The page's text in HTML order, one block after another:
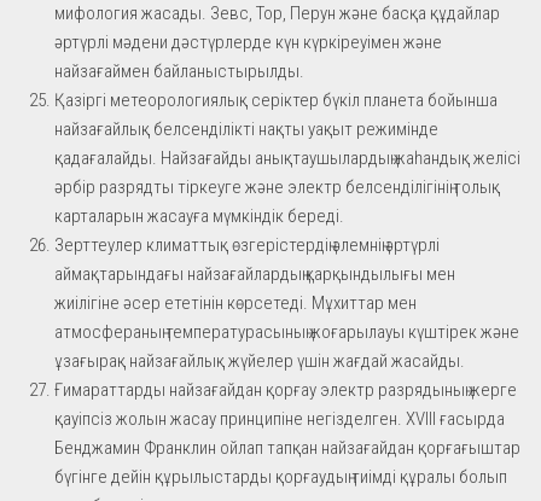
мифология жасады. Зевс, Тор, Перун және басқа құдайлар
әртүрлі мәдени дәстүрлерде күн күркіреуімен және
найзағаймен байланыстырылды.
Қазіргі метеорологиялық серіктер бүкіл планета бойынша
найзағайлық белсенділікті нақты уақыт режимінде
қадағалайды. Найзағайды анықтаушылардың жаһандық желісі
әрбір разрядты тіркеуге және электр белсенділігінің толық
карталарын жасауға мүмкіндік береді.
Зерттеулер климаттық өзгерістердің әлемнің әртүрлі
аймақтарындағы найзағайлардың қарқындылығы мен
жиілігіне әсер ететінін көрсетеді. Мұхиттар мен
атмосфераның температурасының жоғарылауы күштірек және
ұзағырақ найзағайлық жүйелер үшін жағдай жасайды.
Ғимараттарды найзағайдан қорғау электр разрядының жерге
қауіпсіз жолын жасау принципіне негізделген. XVIII ғасырда
Бенджамин Франклин ойлап тапқан найзағайдан қорғағыштар
бүгінге дейін құрылыстарды қорғаудың тиімді құралы болып